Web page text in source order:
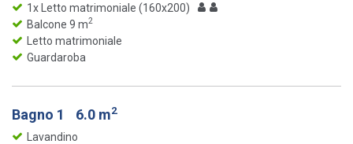
1x Letto matrimoniale (160x200)
Balcone 9 m2
Letto matrimoniale
Guardaroba
Bagno 1 6.0 m2
Lavandino